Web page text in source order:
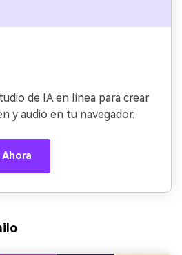
de IA en línea para crear
y audio en tu navegador.